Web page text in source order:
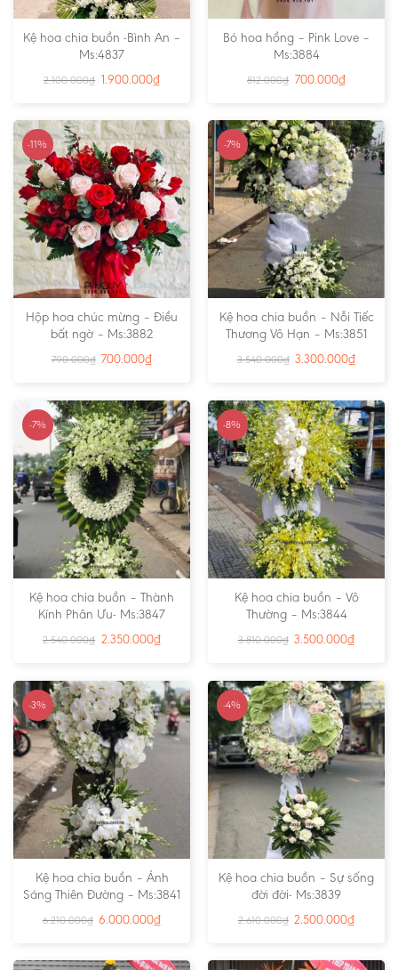
Kệ hoa chia buồn -Bình An –
Ms:4837
2.100.000₫ 1.900.000₫
Bó hoa hồng – Pink Love –
Ms:3884
812.000₫ 700.000₫
-11%
Hộp hoa chúc mừng – Điều
bất ngờ – Ms:3882
790.000₫ 700.000₫
-7%
Kệ hoa chia buồn – Nỗi Tiếc
Thương Vô Hạn – Ms:3851
3.540.000₫ 3.300.000₫
-7%
Kệ hoa chia buồn – Thành
Kính Phân Ưu- Ms:3847
2.540.000₫ 2.350.000₫
-8%
Kệ hoa chia buồn – Vô
Thường – Ms:3844
3.810.000₫ 3.500.000₫
-3%
Kệ hoa chia buồn – Ánh
Sáng Thiên Đường – Ms:3841
6.210.000₫ 6.000.000₫
-4%
Kệ hoa chia buồn – Sự sống
đời đời- Ms:3839
2.610.000₫ 2.500.000₫